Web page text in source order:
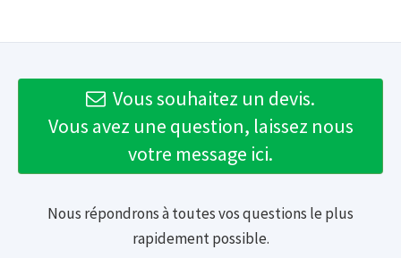
Vous souhaitez un devis.
Vous avez une question, laissez nous
votre message ici.
Nous répondrons à toutes vos questions le plus
rapidement possible.